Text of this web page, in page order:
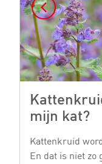
mijn kat?
Kattenkruid
En dat is niet zo